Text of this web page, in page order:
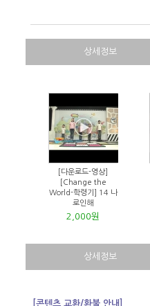
상세정보
[다운로드-영상]
[Change the
World-학령기] 14 나
로인해
2,000원
상세정보
[콘텐츠 교환/환불 안내]